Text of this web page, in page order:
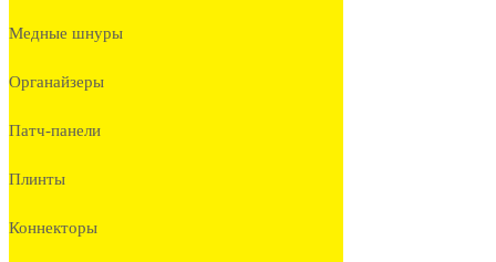
Медные шнуры
Органайзеры
Патч-панели
Плинты
Коннекторы